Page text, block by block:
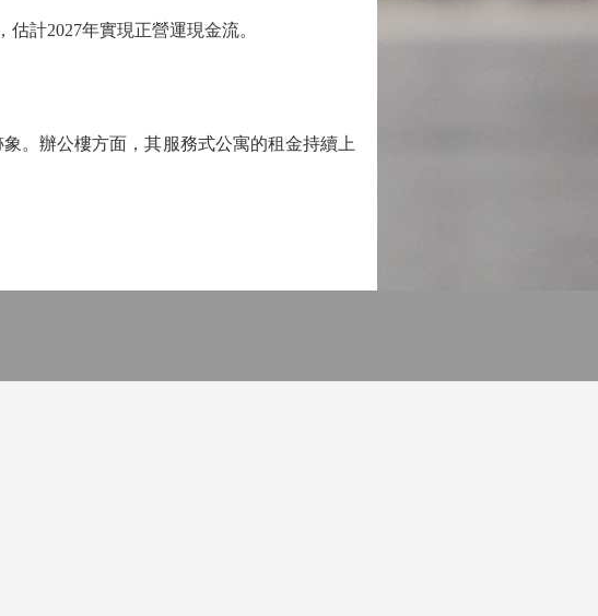
計2027年實現正營運現金流。
辦公樓方面，其服務式公寓的租金持續上